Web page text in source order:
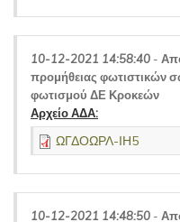
10-12-2021 14:58:40 -
προμήθειας φωτιστικών
φωτισμού ΔΕ Κροκεών
Αρχείο ΑΔΑ:
ΩΓΔΟΩΡΛ-ΙΗ5
10-12-2021 14:48:50 -